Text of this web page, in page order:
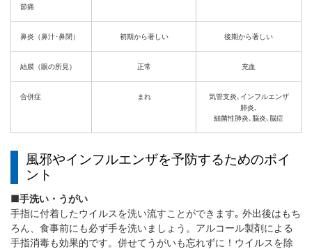
節痛
鼻炎（鼻汁･鼻閉） 初期から著しい 後期から著しい
結膜（眼の所見） 正常 充血
合併症 まれ
気管支炎､インフルエンザ
肺炎､
細菌性肺炎､脳炎､脳症
風邪やインフルエンザを予防するためのポイ
ント
■手洗い・うがい
手指に付着したウイルスを洗い流すことができます｡ 外出後はもち
ろん、食事前にも必ず手を洗いましょう。アルコール製剤による
手指消毒も効果的です。併せてうがいも忘れずに！ウイルスを除